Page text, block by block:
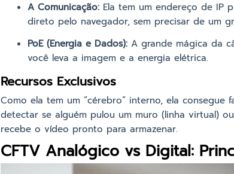
A Comunicação: Ela tem um endereço de IP
direto pelo navegador, sem precisar de um
PoE (Energia e Dados): A grande mágica da
você leva a imagem e a energia elétrica.
Recursos Exclusivos
Como ela tem um “cérebro” interno, ela consegue
detectar se alguém pulou um muro (linha virtual)
recebe o vídeo pronto para armazenar.
CFTV Analógico vs Digital: